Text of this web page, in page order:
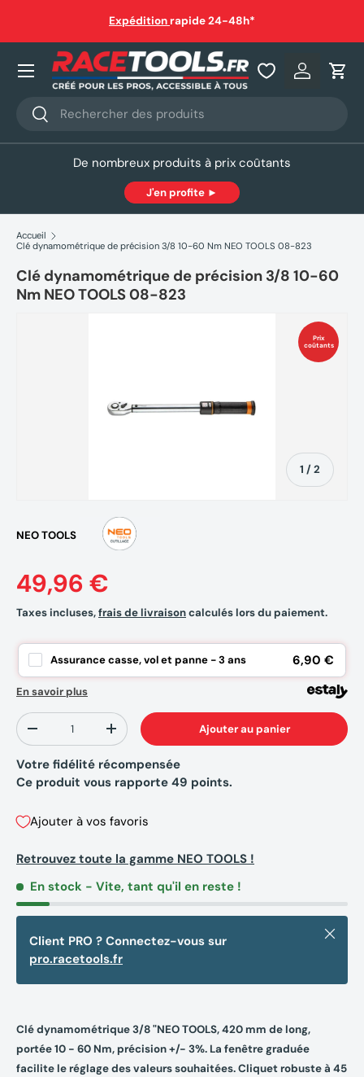
Aller au contenu
Expédition rapide 24-48h*
Recherche
Rechercher
Se
Nos produits
De nombreux produits à prix coûtants
J'en profite ►
Accueil
Clé dynamométrique de précision 3/8 10-60 Nm NEO TOOLS 08-823
Clé dynamométrique de précision 3/8 10-60
Nm NEO TOOLS 08-823
Prix
coûtants
1 /de
2
NEO TOOLS
49,96 €
Taxes incluses,frais de livraisoncalculés lors du paiement.
Assurance casse, vol et panne - 3 ans 6,90 €
En savoir plus
Qté
-
+ Ajouter au panier
Votre fidélité récompensée
Ce produit vous rapporte 49 points.
Ajouter à vos favoris
Retrouvez toute la gamme NEO TOOLS !
En stock - Vite, tant qu'il en reste !
Client PRO ? Connectez-vous sur
pro.racetools.fr
Fermer
Clé dynamométrique 3/8 "NEO TOOLS, 420 mm de long,
portée 10 - 60 Nm, précision +/- 3%. La fenêtre graduée
facilite le réglage des valeurs souhaitées. Cliquet robuste à 45